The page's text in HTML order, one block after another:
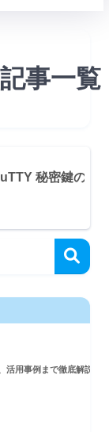
事一覧
秘密鍵のパ
活用事例まで徹底解説